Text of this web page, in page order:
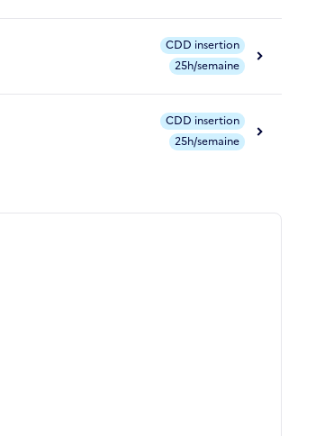
CDD insertion
25h/semaine
CDD insertion
25h/semaine